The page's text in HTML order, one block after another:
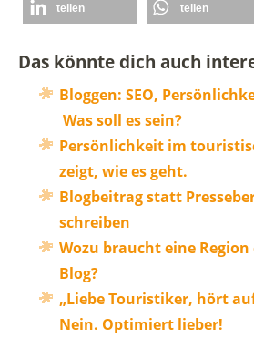
teilen teilen
Das könnte dich auch
Bloggen: SEO,
Was soll es sein?
Persönlichkeit im
zeigt, wie es geht.
Blogbeitrag statt
schreiben
Wozu braucht eine
Blog?
„Liebe Touristiker, hört
Nein. Optimiert lieber!